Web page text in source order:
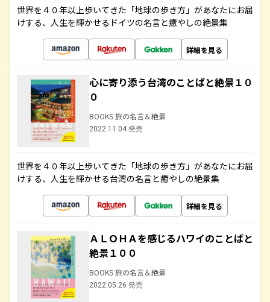
世界を４０年以上歩いてきた「地球の歩き方」があなたにお届
けする、人生を輝かせるドイツの名言と癒やしの絶景集
詳細を見る
心に寄り添う台湾のことばと絶景１０
０
BOOKS 旅の名言＆絶景
2022.11.04 発売
世界を４０年以上歩いてきた「地球の歩き方」があなたにお届
けする、人生を輝かせる台湾の名言と癒やしの絶景集
詳細を見る
ＡＬＯＨＡを感じるハワイのことばと
絶景１００
BOOKS 旅の名言＆絶景
2022.05.26 発売